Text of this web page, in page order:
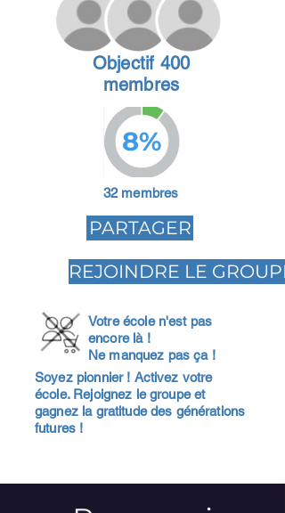
Objectif 400
membres
8%
32 membres
PARTAGER
REJOINDRE LE GROUPE
Votre école n'est pas
encore là !
Ne manquez pas ça !
Soyez pionnier ! Activez votre
école. Rejoignez le groupe et
gagnez la gratitude des générations
futures !